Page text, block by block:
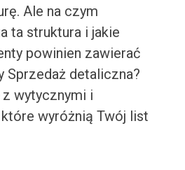
Ale na czym
ta struktura i jakie
powinien zawierać
Sprzedaż detaliczna?
wytycznymi i
wyróżnią Twój list